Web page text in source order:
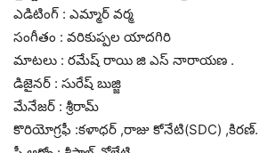
ఎడిటింగ్ : ఎమ్మార్ వర్మ
సంగీతం : వరికుప్పల యాదగిరి
మాటలు : రమేష్ రాయి జి ఎస్ నారాయణ .
డిజైనర్ : సురేష్ బుజ్జి
మేనేజర్ : శ్రీరామ్
కొరియోగ్రఫీ :కళాధర్ ,రాజు కోనేటి(SDC) ,కిరణ్.